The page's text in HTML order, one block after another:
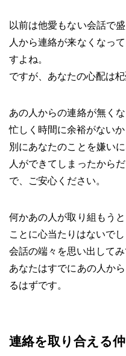
以前は他愛もない会話で
人から連絡が来なくなっ
すよね。
ですが、あなたの心配は
あの人からの連絡が無く
忙しく時間に余裕がないか
別にあなたのことを嫌い
人ができてしまったから
で、ご安心ください。
何かあの人が取り組もう
ことに心当たりはないでし
会話の端々を思い出してみ
あなたはすでにあの人か
るはずです。
連絡を取り合える